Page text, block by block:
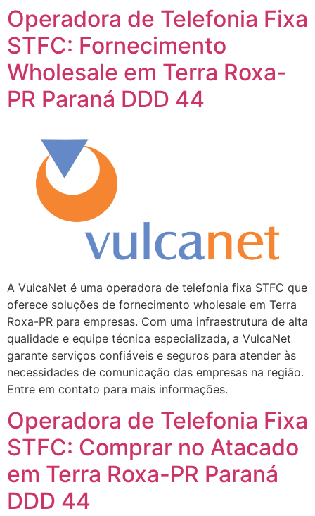
Operadora de Telefonia Fixa
STFC: Fornecimento
Wholesale em Terra Roxa-
PR Paraná DDD 44
A VulcaNet é uma operadora de telefonia fixa STFC que
oferece soluções de fornecimento wholesale em Terra
Roxa-PR para empresas. Com uma infraestrutura de alta
qualidade e equipe técnica especializada, a VulcaNet
garante serviços confiáveis e seguros para atender às
necessidades de comunicação das empresas na região.
Entre em contato para mais informações.
Operadora de Telefonia Fixa
STFC: Comprar no Atacado
em Terra Roxa-PR Paraná
DDD 44